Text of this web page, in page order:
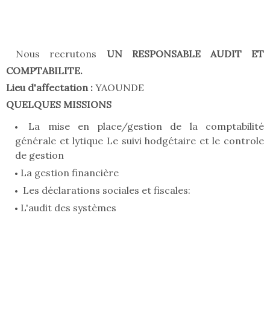
Nous recrutons UN RESPONSABLE AUDIT ET
COMPTABILITE.
Lieu d'affectation : YAOUNDE
QUELQUES MISSIONS
La mise en place/gestion de la comptabilité
générale et lytique Le suivi hodgétaire et le controle
de gestion
La gestion financière
Les déclarations sociales et fiscales:
L'audit des systèmes